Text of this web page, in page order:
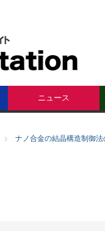
ニュース
ナノ合金の結晶構造制御